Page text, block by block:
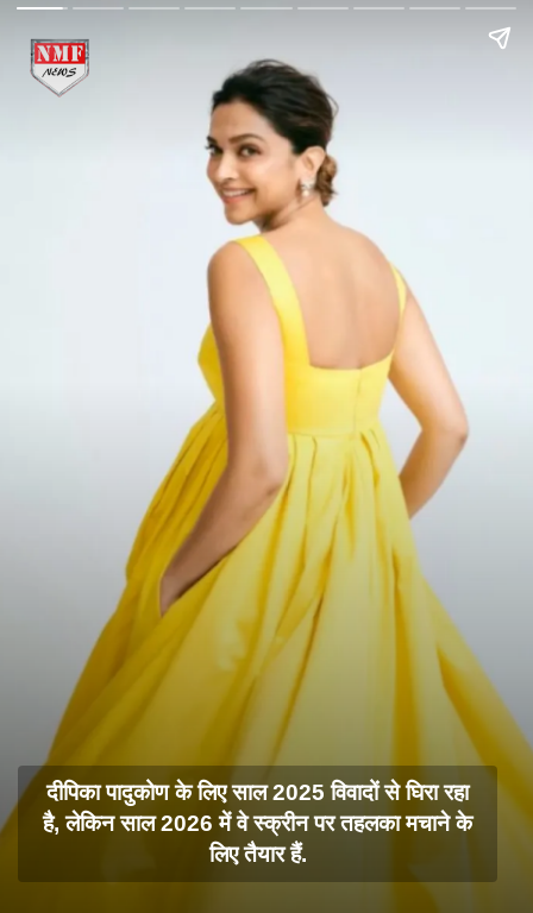
दीपिका पादुकोण के लिए साल 2025 विवादों से घिरा रहा
है, लेकिन साल 2026 में वे स्क्रीन पर तहलका मचाने के
लिए तैयार हैं.